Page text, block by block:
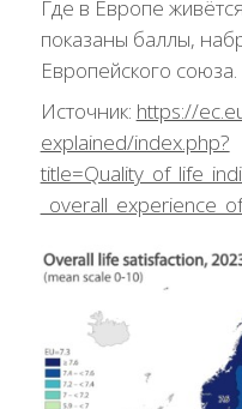
Где в Европе
показаны баллы,
Европейского союза.
Источник: https://
explained/index.php?